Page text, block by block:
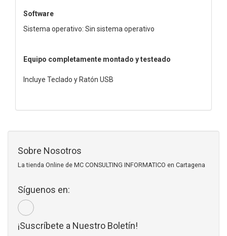
Software
Sistema operativo: Sin sistema operativo
Equipo completamente montado y testeado
Incluye Teclado y Ratón USB
Sobre Nosotros
La tienda Online de MC CONSULTING INFORMATICO en Cartagena
Síguenos en:
¡Suscríbete a Nuestro Boletín!